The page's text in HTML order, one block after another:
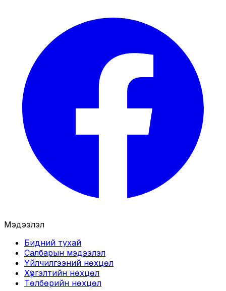
Мэдээлэл
Бидний тухай
Салбарын мэдээлэл
Үйлчилгээний нөхцөл
Хүргэлтийн нөхцөл
Төлбөрийн нөхцөл